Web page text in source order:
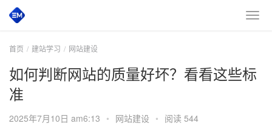
首页 建站学习 网站建设
如何判断网站的质量好坏？看看这些标
准
2025年7月10日 am6:13 • 网站建设 • 阅读 544